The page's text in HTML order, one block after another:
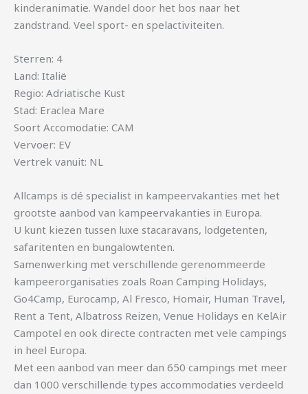
kinderanimatie. Wandel door het bos naar het
zandstrand. Veel sport- en spelactiviteiten.
Sterren: 4
Land: Italië
Regio: Adriatische Kust
Stad: Eraclea Mare
Soort Accomodatie: CAM
Vervoer: EV
Vertrek vanuit: NL
Allcamps is dé specialist in kampeervakanties met het
grootste aanbod van kampeervakanties in Europa.
U kunt kiezen tussen luxe stacaravans, lodgetenten,
safaritenten en bungalowtenten.
Samenwerking met verschillende gerenommeerde
kampeerorganisaties zoals Roan Camping Holidays,
Go4Camp, Eurocamp, Al Fresco, Homair, Human Travel,
Rent a Tent, Albatross Reizen, Venue Holidays en KelAir
Campotel en ook directe contracten met vele campings
in heel Europa.
Met een aanbod van meer dan 650 campings met meer
dan 1000 verschillende types accommodaties verdeeld